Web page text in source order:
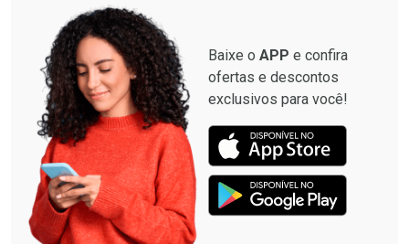
Baixe o APP e confira
ofertas e descontos
exclusivos para você!